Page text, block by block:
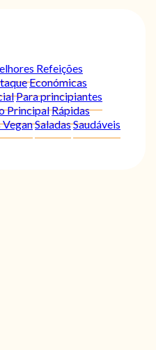
Refeições
Económicas
Para principiantes
PrincipalRápidas
VeganSaladasSaudáveis